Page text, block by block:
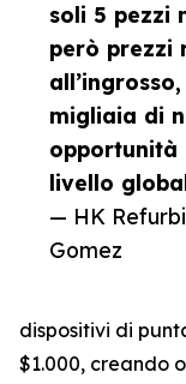
soli 5 pezzi
però prezzi
migliaia di
opportunità
livello
— HK
Gomez
dispositivi di
$1.000, creando